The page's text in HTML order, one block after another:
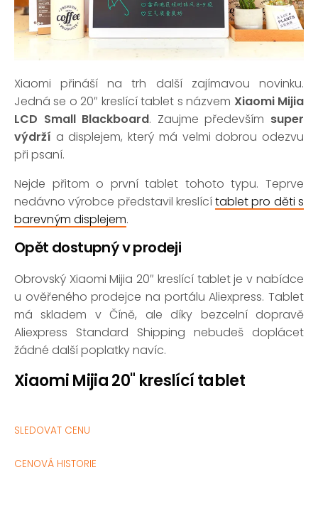
Xiaomi přináší na trh další zajímavou novinku.
Jedná se o 20″ kreslící tablet s názvem Xiaomi Mijia
LCD Small Blackboard. Zaujme především super
výdrží a displejem, který má velmi dobrou odezvu
při psaní.
Nejde přitom o první tablet tohoto typu. Teprve
nedávno výrobce představil kreslícítablet pro děti s
barevným displejem.
Opět dostupný v prodeji
Obrovský Xiaomi Mijia 20″ kreslící tablet je v nabídce
u ověřeného prodejce na portálu Aliexpress. Tablet
má skladem v Číně, ale díky bezcelní dopravě
Aliexpress Standard Shipping nebudeš doplácet
žádné další poplatky navíc.
Xiaomi Mijia 20" kreslící tablet
SLEDOVAT CENU
CENOVÁ HISTORIE